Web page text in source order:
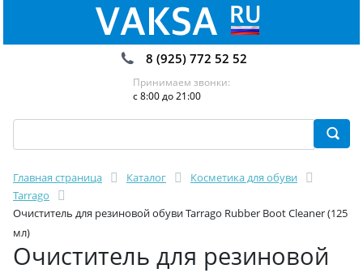
8 (925) 772 52 52
Принимаем звонки:
с 8:00 до 21:00
Главная страница Каталог
Косметика для обуви
Tarrago
Очиститель для резиновой обуви Tarrago Rubber Boot Cleaner (125
мл)
Очиститель для резиновой